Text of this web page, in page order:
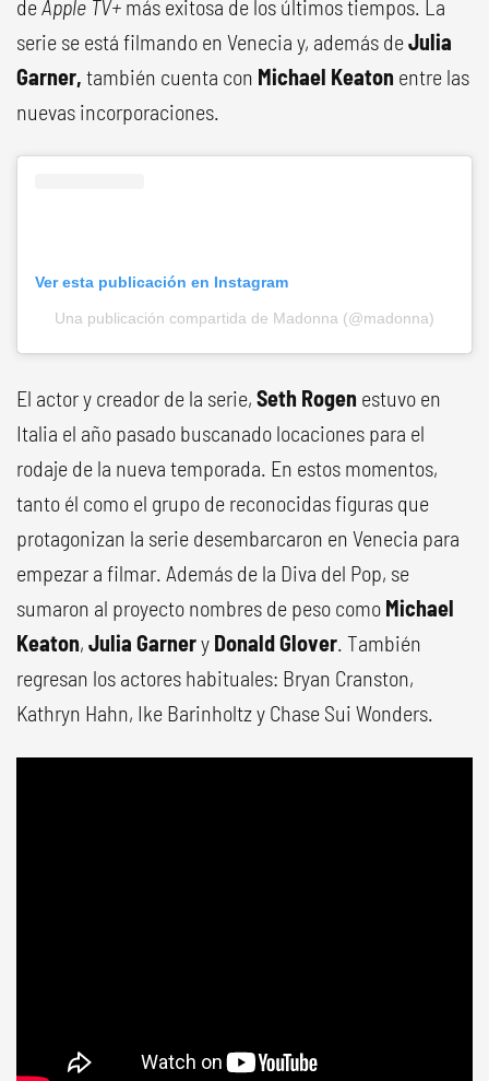
deApple TV+ más exitosa de los últimos tiempos. La
serie se está filmando en Venecia y, además deJulia
Garner, también cuenta con Michael Keaton entre las
nuevas incorporaciones.
Ver esta publicación en Instagram
Una publicación compartida de Madonna (@madonna)
El actor y creador de la serie, Seth Rogen estuvo en
Italia el año pasado buscanado locaciones para el
rodaje de la nueva temporada. En estos momentos,
tanto él como el grupo de reconocidas figuras que
protagonizan la serie desembarcaron en Venecia para
empezar a filmar. Además de la Diva del Pop, se
sumaron al proyecto nombres de peso como Michael
Keaton, Julia Garnery Donald Glover. También
regresan los actores habituales: Bryan Cranston,
Kathryn Hahn, Ike Barinholtz y Chase Sui Wonders.